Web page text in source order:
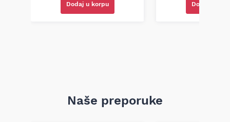
Dodaj u korpu Dodaj u
Naše preporuke